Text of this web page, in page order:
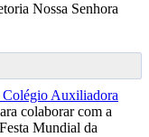
Nossa Senhora
colaborar com a
Mundial da